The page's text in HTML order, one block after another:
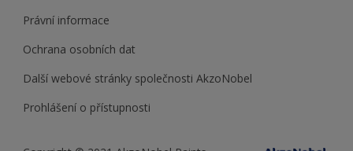
Právní informace
Ochrana osobních dat
Další webové stránky společnosti AkzoNobel
Prohlášení o přístupnosti